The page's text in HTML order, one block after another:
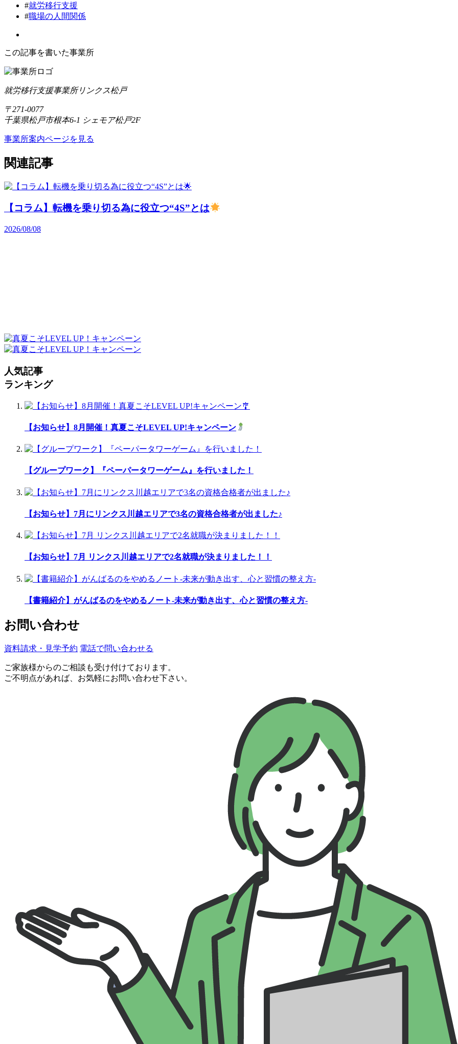
#就労移行支援
#職場の人間関係
この記事を書いた事業所
就労移行支援事業所リンクス松戸
〒271-0077
千葉県松戸市根本6-1 シェモア松戸2F
事業所案内ページを見る
関連記事
【コラム】転機を乗り切る為に役立つ“4S”とは
2026/08/08
人気記事
ランキング
【お知らせ】8月開催！真夏こそLEVEL UP!キャンペーン
【グループワーク】『ペーパータワーゲーム』を行いました！
【お知らせ】7月にリンクス川越エリアで3名の資格合格者が出ました♪
【お知らせ】7月 リンクス川越エリアで2名就職が決まりました！！
【書籍紹介】がんばるのをやめるノート-未来が動き出す、心と習慣の整え方-
お問い合わせ
資料請求・見学予約 電話で問い合わせる
ご家族様からのご相談も受け付けております。
ご不明点があれば、お気軽にお問い合わせ下さい。